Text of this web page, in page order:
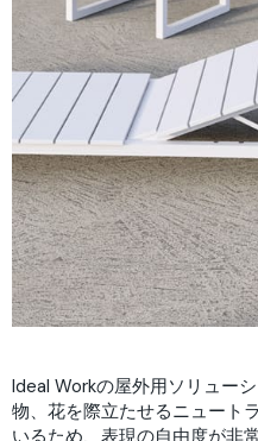
Ideal Workの屋外用ソリュー
物、花を際立たせるニュート
いるため、表現の自由度が非